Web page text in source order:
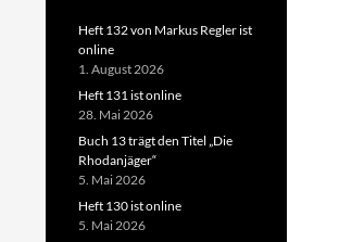
Heft 132 von Markus Regler ist
online
1. August 2026
Heft 131 ist online
28. Mai 2026
Buch 13 trägt den Titel „Die
Rhodanjäger“
5. Mai 2026
Heft 130 ist online
5. Mai 2026